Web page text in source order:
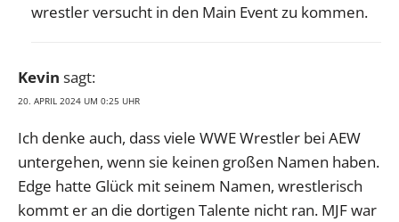
wrestler versucht in den Main Event zu kommen.
Kevin sagt:
20. APRIL 2024 UM 0:25 UHR
Ich denke auch, dass viele WWE Wrestler bei AEW
untergehen, wenn sie keinen großen Namen haben.
Edge hatte Glück mit seinem Namen, wrestlerisch
kommt er an die dortigen Talente nicht ran. MJF war